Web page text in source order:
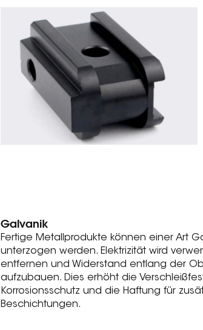
Galvanik
Fertige Metallprodukte können einer Art
unterzogen werden. Elektrizität wird
entfernen und Widerstand entlang der
aufzubauen. Dies erhöht die
Korrosionsschutz und die Haftung für
Beschichtungen.